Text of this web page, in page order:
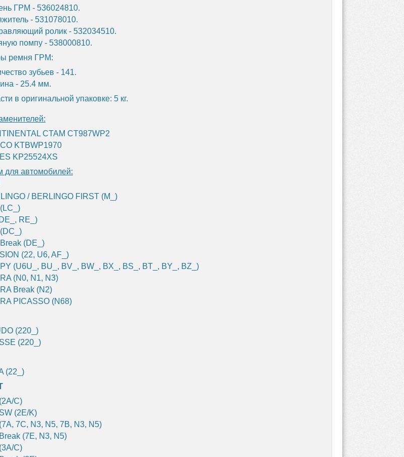
ГРМ - 536024810.
- 531078010.
ролик - 532034510.
помпу - 538000810.
ремня ГРМ:
зубьев - 141.
- 25.4 мм.
в оригинальной упаковке: 5 кг.
CTAM CT987WP2
KTBWP1970
KP25524XS
для автомобилей:
/ BERLINGO FIRST (M_)
RE_)
(DE_)
(22, U6, AF_)
(U6U_, BU_, BV_, BW_, BX_, BS_, BT_, BY_, BZ_)
(N0, N1, N3)
Break (N2)
PICASSO (N68)
(220_)
(220_)
(22_)
C)
(2E/K)
7C, N3, N5, 7B, N3, N5)
(7E, N3, N5)
C)